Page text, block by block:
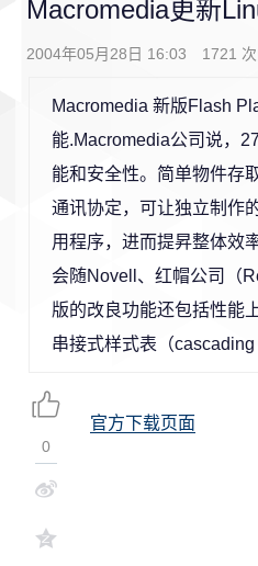
Macromedia更新
2004年05月28日 16:03 1721
Macromedia 新版Flash
能.Macromedia公司说，
能和安全性。简单物件存
通讯协定，可让独立制作
用程序，进而提昇整体效
会随Novell、红帽公司（
版的改良功能还包括性能
串接式样式表（
官方下载页面
0